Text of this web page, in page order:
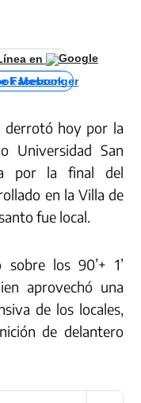
en
Facebook
derrotó hoy por la
Universidad San
por la final del
en la Villa de
fue local.
los 90’+ 1’
aprovechó una
de los locales,
de delantero